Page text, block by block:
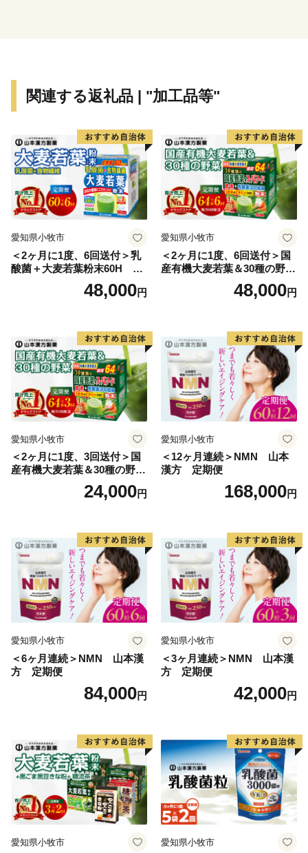
定住促進ポータルサイト「ウミひとココロ」を開設する
行っております。
ふるさと納税についても南知多町の隠れた魅力を全国
の皆さまに知っていただく一つの手段と考えて取り組ん
でおります。皆さまの温かいご支援をお待ちしておりま
す。5千円以上寄附をしていただいた方には、まちのPR
【ご注意】
いただきます。
時所得に該当します。
※特典は複数選択いただけます。（1度の申込で最大32
品まで）
※特典のお届けには1～2ヶ月程度かかることがありま
す。
※寄附につきまして、年度内の回数制限は設けておりま
せん。
※特典の写真はイメージです。
【アクセス】
・自動車： 知多半島道路利用
・公共交通機関： 最寄駅「内海駅」または「河和駅」
（名古屋鉄道）
※町内⇔河和駅は海っ子バス（コミュニティバス）「南
知多・美浜環状線」が運行
・離島（日間賀島・篠島）へのアクセス
「河和港」と「師崎港」より定期船が運行（名鉄海上
観光船）
関連する返礼品 | "加工品等"
愛知県小牧市
＜2ヶ月に1度、6回送付＞乳
酸菌＋大麦若葉粉末60H 山
48,000円
愛知県小牧市
＜2ヶ月に1度、6回送付＞国
産有機大麦若葉＆30種の野
菜 山本漢方 定期便
48,000円
愛知県小牧市
＜2ヶ月に1度、3回送付＞国
産有機大麦若葉＆30種の野
菜 山本漢方 定期便
24,000円
愛知県小牧市
＜12ヶ月連続＞NMN 山本
漢方 定期便
168,000円
愛知県小牧市
＜6ヶ月連続＞NMN 山本漢
方 定期便
84,000円
愛知県小牧市
＜3ヶ月連続＞NMN 山本漢
方 定期便
42,000円
愛知県小牧市 愛知県小牧市